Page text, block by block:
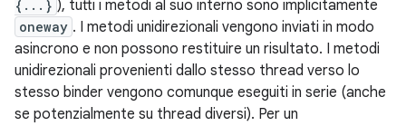
{...} ), tutti i metodi al suo interno sono implicitamente
oneway . I metodi unidirezionali vengono inviati in modo
asincrono e non possono restituire un risultato. I metodi
unidirezionali provenienti dallo stesso thread verso lo
stesso binder vengono comunque eseguiti in serie (anche
se potenzialmente su thread diversi). Per un